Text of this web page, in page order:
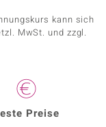
kann sich
MwSt. und zzgl.
Preise